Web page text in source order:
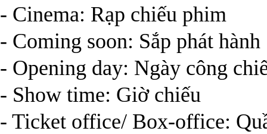
- Cinema: Rạp chiếu phim
- Coming soon: Sắp phát hành
- Opening day: Ngày công
- Show time: Giờ chiếu
- Ticket office/ Box-office: